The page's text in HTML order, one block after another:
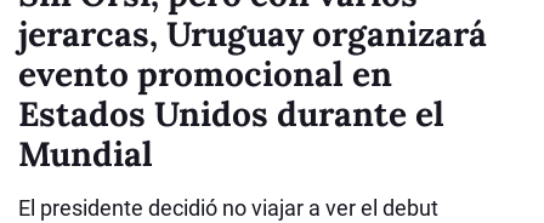
jerarcas, Uruguay organizará
evento promocional en
Estados Unidos durante el
Mundial
El presidente decidió no viajar a ver el debut